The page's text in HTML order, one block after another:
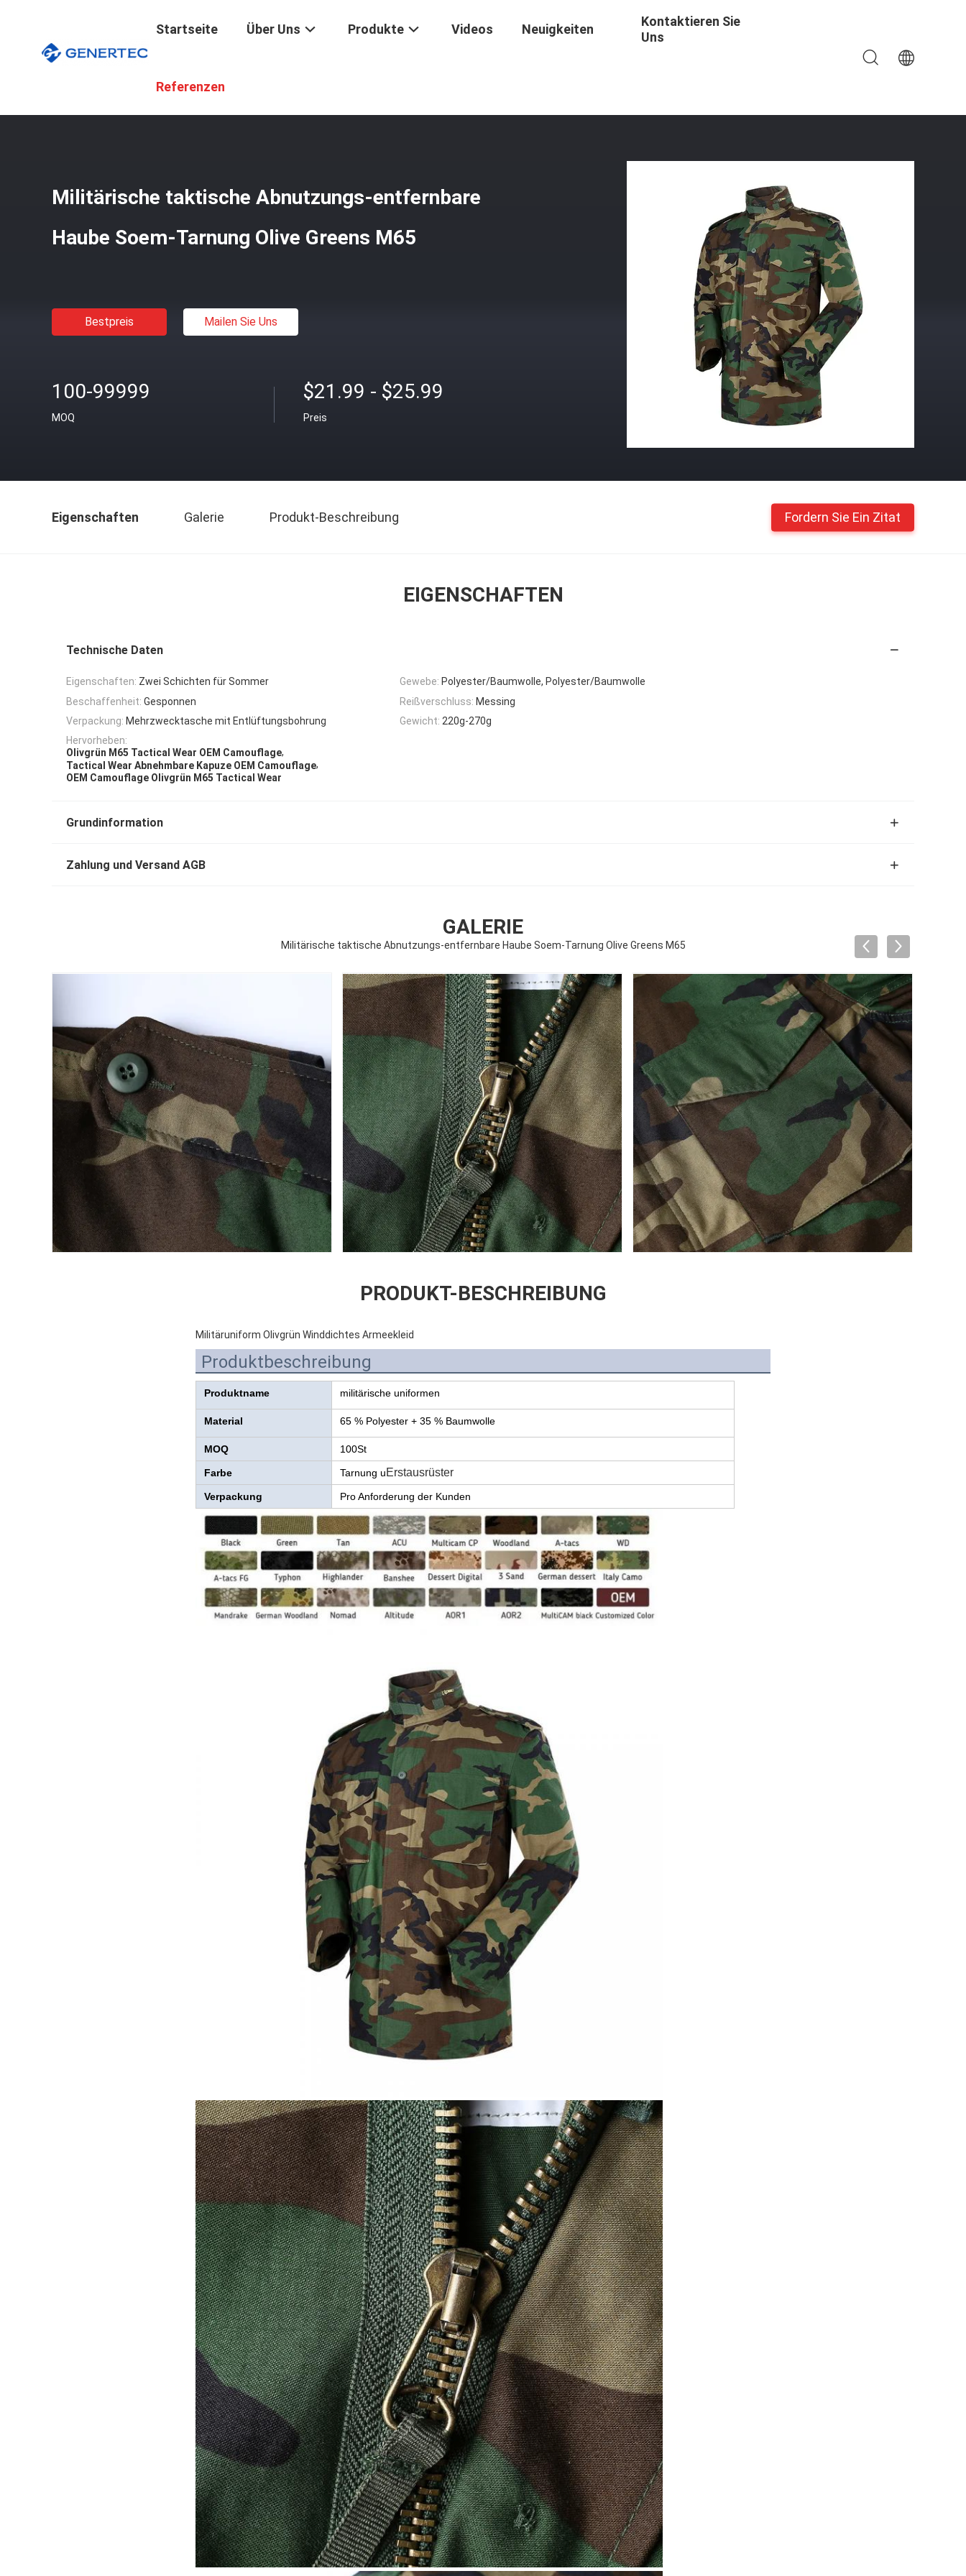
Startseite Über Uns Produkte Videos Neuigkeiten
Kontaktieren Sie
Uns
Referenzen
Militärische taktische Abnutzungs-entfernbare
Haube Soem-Tarnung Olive Greens M65
Bestpreis Mailen Sie Uns
100-99999
MOQ
$21.99 - $25.99
Preis
Eigenschaften Galerie Produkt-Beschreibung Fordern Sie Ein Zitat
EIGENSCHAFTEN
Technische Daten
Eigenschaften: Zwei Schichten für Sommer Gewebe: Polyester/Baumwolle, Polyester/Baumwolle
Beschaffenheit: Gesponnen Reißverschluss: Messing
Verpackung: Mehrzwecktasche mit Entlüftungsbohrung Gewicht: 220g-270g
Hervorheben:
Olivgrün M65 Tactical Wear OEM Camouflage,
Tactical Wear Abnehmbare Kapuze OEM Camouflage,
OEM Camouflage Olivgrün M65 Tactical Wear
Grundinformation
Zahlung und Versand AGB
GALERIE
Militärische taktische Abnutzungs-entfernbare Haube Soem-Tarnung Olive Greens M65
PRODUKT-BESCHREIBUNG
Militäruniform Olivgrün Winddichtes Armeekleid
Produktbeschreibung
Produktname militärische uniformen
Material 65 % Polyester + 35 % Baumwolle
MOQ 100St
Farbe Tarnung uErstausrüster
Verpackung Pro Anforderung der Kunden